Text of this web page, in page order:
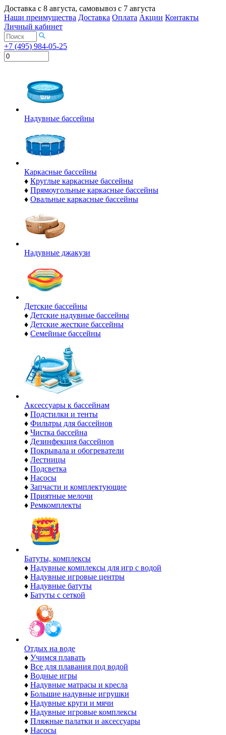
Доставка с 8 августа, самовывоз с 7 августа
Наши преимущества Доставка Оплата Акции Контакты
Личный кабинет
+7 (495) 984-05-25
Надувные бассейны
Каркасные бассейны
♦ Круглые каркасные бассейны
♦ Прямоугольные каркасные бассейны
♦ Овальные каркасные бассейны
Надувные джакузи
Детские бассейны
♦ Детские надувные бассейны
♦ Детские жесткие бассейны
♦ Семейные бассейны
Аксессуары к бассейнам
♦ Подстилки и тенты
♦ Фильтры для бассейнов
♦ Чистка бассейна
♦ Дезинфекция бассейнов
♦ Покрывала и обогреватели
♦ Лестницы
♦ Подсветка
♦ Насосы
♦ Запчасти и комплектующие
♦ Приятные мелочи
♦ Ремкомплекты
Батуты, комплексы
♦ Надувные комплексы для игр с водой
♦ Надувные игровые центры
♦ Надувные батуты
♦ Батуты с сеткой
Отдых на воде
♦ Учимся плавать
♦ Все для плавания под водой
♦ Водные игры
♦ Надувные матрасы и кресла
♦ Большие надувные игрушки
♦ Надувные круги и мячи
♦ Надувные игровые комплексы
♦ Пляжные палатки и аксессуары
♦ Насосы